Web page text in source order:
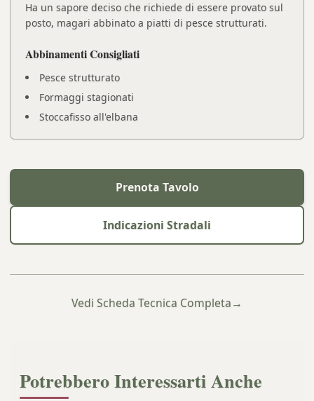
Ha un sapore deciso che richiede di essere provato sul
posto, magari abbinato a piatti di pesce strutturati.
Abbinamenti Consigliati
Pesce strutturato
Formaggi stagionati
Stoccafisso all'elbana
Prenota Tavolo
Indicazioni Stradali
Vedi Scheda Tecnica Completa→
Potrebbero Interessarti Anche